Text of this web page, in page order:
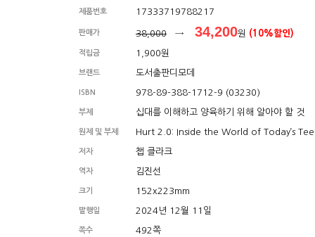
제품번호 17333719788217
판매가 38,000 → 34,200원 (10%할인)
적립금 1,900원
브랜드 도서출판디모데
ISBN 978-89-388-1712-9 (03230)
부제 십대를 이해하고 양육하기 위해 알아야 할 것
원제 및 부제 Hurt 2.0: Inside the World of Today’s
저자 챕 클라크
역자 김진선
크기 152x223mm
발행일 2024년 12월 11일
쪽수 492쪽